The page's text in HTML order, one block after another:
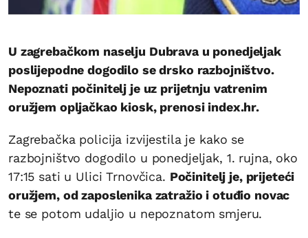
U zagrebačkom naselju Dubrava u ponedjeljak
poslijepodne dogodilo se drsko razbojništvo.
Nepoznati počinitelj je uz prijetnju vatrenim
oružjem opljačkao kiosk, prenosi index.hr.
Zagrebačka policija izvijestila je kako se
razbojništvo dogodilo u ponedjeljak, 1. rujna, oko
17:15 sati u Ulici Trnovčica. Počinitelj je, prijeteći
oružjem, od zaposlenika zatražio i otuđio novac
te se potom udaljio u nepoznatom smjeru.